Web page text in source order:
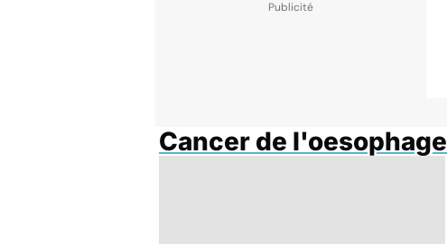
Cancer de l'oesophage